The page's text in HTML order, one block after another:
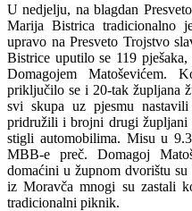
U nedjelju, na blagdan
Marija Bistrica tradicionalno
upravo na Presveto Trojstvo
Bistrice uputilo se 119
Domagojem Matoševićem.
priključilo se i 20-tak župljana
svi skupa uz pjesmu
pridružili i brojni drugi župljani
stigli automobilima. Misu u
MBB-e preč. Domagoj
domaćini u župnom dvorištu
iz Moravča mnogi su zastali
tradicionalni piknik.